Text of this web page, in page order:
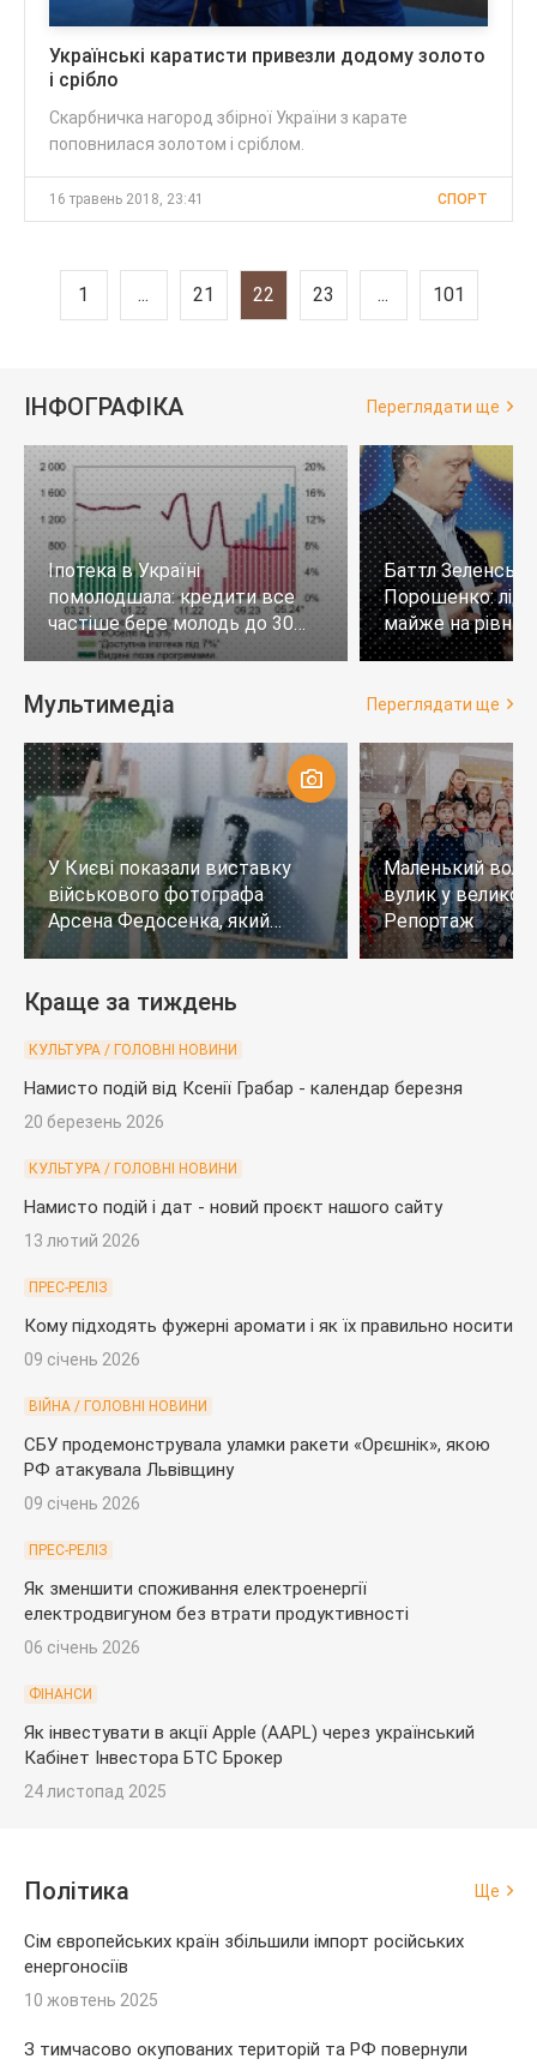
Українські каратисти привезли додому золото
і срібло
Скарбничка нагород збірної України з карате
поповнилася золотом і сріблом.
16 травень 2018, 23:41 СПОРТ
1 ... 21 22 23 ... 101
ІНФОГРАФІКА Переглядати ще
Іпотека в Україні
помолодшала: кредити все
частіше бере молодь до 30
років
Баттл
Порошенко:
майже на
тих, хто не
Мультимедіа Переглядати ще
У Києві показали виставку
військового фотографа
Арсена Федосенка, який
загинув на війні
Маленький
вулик у
Репортаж
Краще за тиждень
КУЛЬТУРА / ГОЛОВНІ НОВИНИ
Намисто подій від Ксенії Грабар - календар березня
20 березень 2026
КУЛЬТУРА / ГОЛОВНІ НОВИНИ
Намисто подій і дат - новий проєкт нашого сайту
13 лютий 2026
ПРЕС-РЕЛІЗ
Кому підходять фужерні аромати і як їх правильно носити
09 січень 2026
ВІЙНА / ГОЛОВНІ НОВИНИ
СБУ продемонструвала уламки ракети «Орєшнік», якою
РФ атакувала Львівщину
09 січень 2026
ПРЕС-РЕЛІЗ
Як зменшити споживання електроенергії
електродвигуном без втрати продуктивності
06 січень 2026
ФІНАНСИ
Як інвестувати в акції Apple (AAPL) через український
Кабінет Інвестора БТС Брокер
24 листопад 2025
Політика Ще
Сім європейських країн збільшили імпорт російських
енергоносіїв
10 жовтень 2025
З тимчасово окупованих територій та РФ повернули